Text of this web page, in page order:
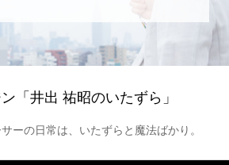
「井出 祐昭のいたずら」
ーの日常は、いたずらと魔法ばかり。